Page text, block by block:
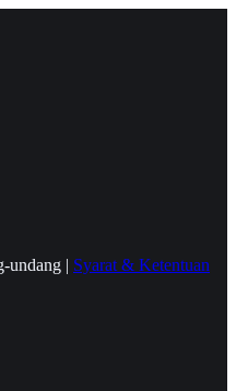
undang | Syarat & Ketentuan